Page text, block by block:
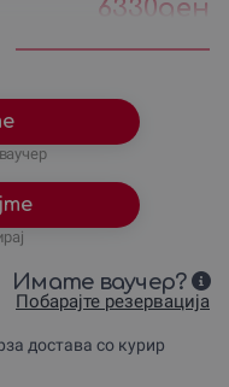
6330ден
Имате ваучер?
Побарајте резервација
достава со курир